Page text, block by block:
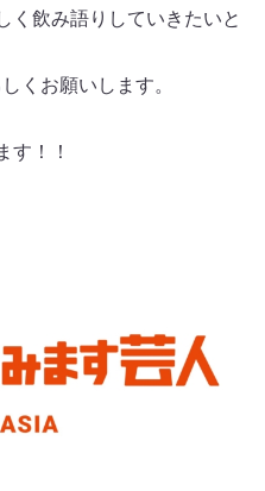
く飲み語りしていきたいと
くお願いします。
す！！